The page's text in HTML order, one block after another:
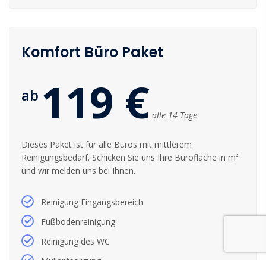
Komfort Büro Paket
ab 119 € alle 14 Tage
Dieses Paket ist für alle Büros mit mittlerem
Reinigungsbedarf. Schicken Sie uns Ihre Bürofläche in m²
und wir melden uns bei Ihnen.
Reinigung Eingangsbereich
Fußbodenreinigung
Reinigung des WC